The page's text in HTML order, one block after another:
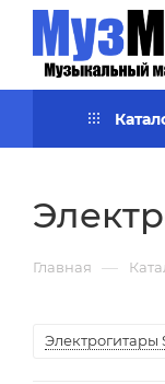
Главная —
Электрогитары